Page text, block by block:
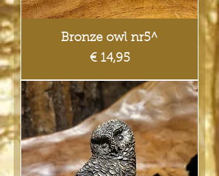
Bronze owl nr5^
Prijs
€ 14,95